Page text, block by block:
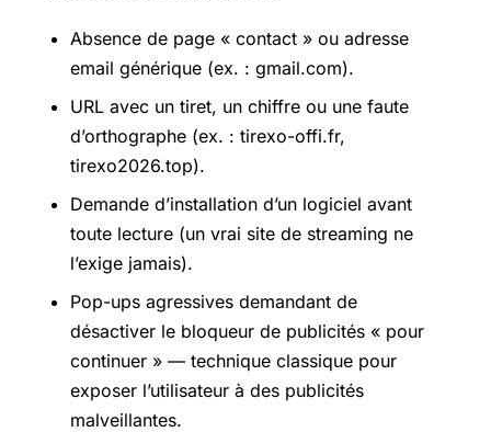
Absence de page « contact » ou adresse
email générique (ex. : gmail.com).
URL avec un tiret, un chiffre ou une faute
d’orthographe (ex. : tirexo-offi.fr,
tirexo2026.top).
Demande d’installation d’un logiciel avant
toute lecture (un vrai site de streaming ne
l’exige jamais).
Pop-ups agressives demandant de
désactiver le bloqueur de publicités « pour
continuer » — technique classique pour
exposer l’utilisateur à des publicités
malveillantes.